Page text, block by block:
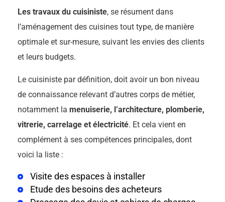
Les travaux du cuisiniste, se résument dans
l’aménagement des cuisines tout type, de manière
optimale et sur-mesure, suivant les envies des clients
et leurs budgets.
Le cuisiniste par définition, doit avoir un bon niveau
de connaissance relevant d’autres corps de métier,
notamment la menuiserie, l’architecture, plomberie,
vitrerie, carrelage et électricité. Et cela vient en
complément à ses compétences principales, dont
voici la liste :
Visite des espaces à installer
Etude des besoins des acheteurs